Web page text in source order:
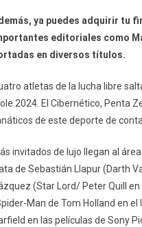
ya puedes adquirir tu
editoriales como
en diversos títulos.
atletas de la lucha libre
2024. El Cibernético, Penta
de este deporte de
invitados de lujo llegan al
de Sebastián Llapur (Darth
(Star Lord/ Peter Quill en
Man de Tom Holland en
en las películas de Sony